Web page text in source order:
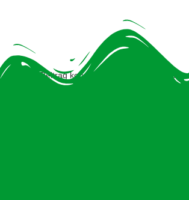
Dieser Beitrag konnte nicht gefunden werden.